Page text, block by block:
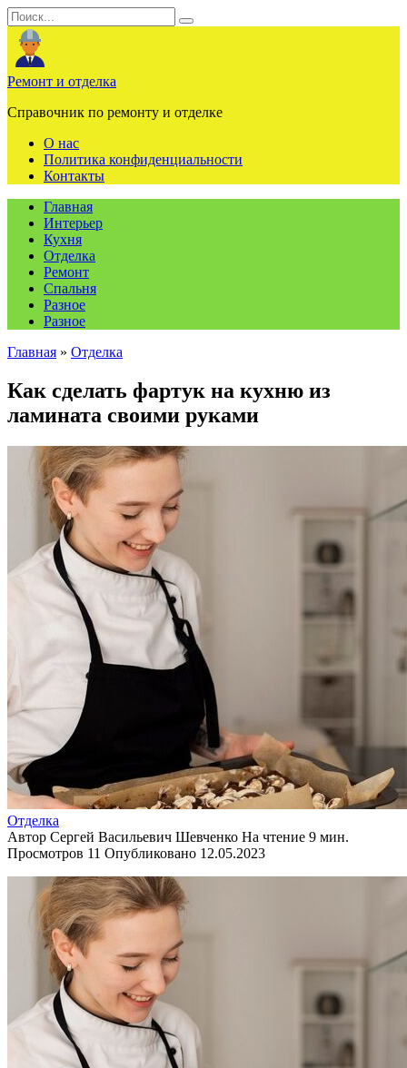
Перейти
к
содержанию
Search
for:
Ремонт и отделка
Справочник по ремонту и отделке
О нас
Политика конфиденциальности
Контакты
Главная
Интерьер
Кухня
Отделка
Ремонт
Спальня
Разное
Разное
Главная » Отделка
Как сделать фартук на кухню из
ламината своими руками
Отделка
Автор Сергей Васильевич Шевченко На чтение 9 мин.
Просмотров 11 Опубликовано 12.05.2023